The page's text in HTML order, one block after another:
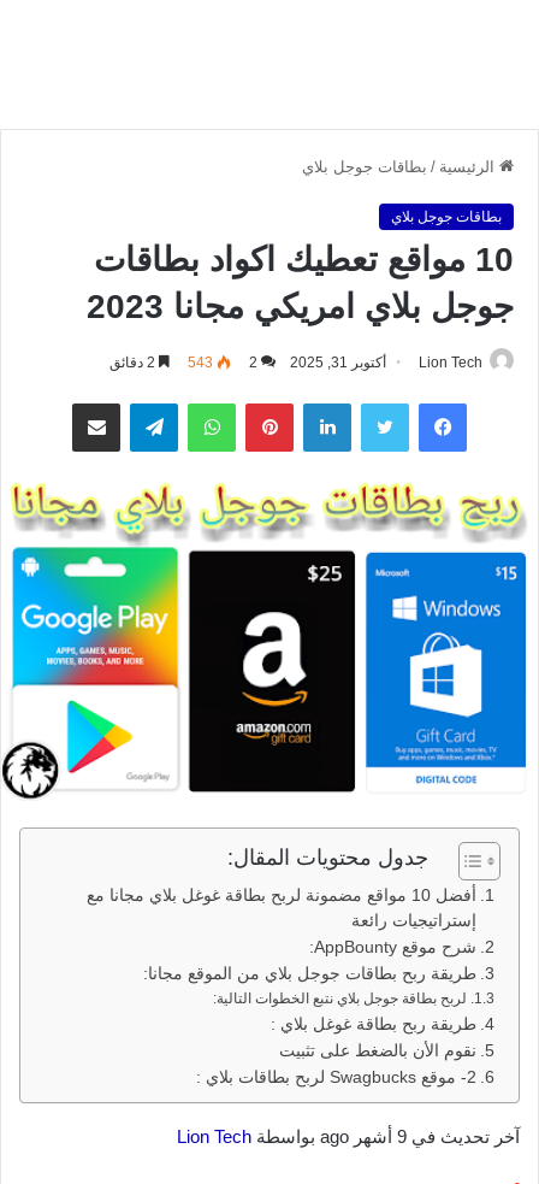
الرئيسية / بطاقات جوجل بلاي
بطاقات جوجل بلاي
10 مواقع تعطيك اكواد بطاقات
جوجل بلاي امريكي مجانا 2023
Lion Tech أكتوبر 31, 2025 2
543
فيسبوك تويتر لينكدإن بينتيريستواتساب تيلقرام مشاركة عبر البريد
جدول محتويات المقال:
أفضل 10 مواقع مضمونة لربح بطاقة غوغل بلاي مجانا مع
إستراتيجيات رائعة
شرح موقع AppBounty:
طريقة ربح بطاقات جوجل بلاي من الموقع مجانا:
لربح بطاقة جوجل بلاي نتبع الخطوات التالية:
طريقة ربح بطاقة غوغل بلاي :
نقوم الأن بالضغط على تثبيت
2- موقع Swagbucks لربح بطاقات بلاي :
آخر تحديث في 9 أشهر ago بواسطة Lion Tech